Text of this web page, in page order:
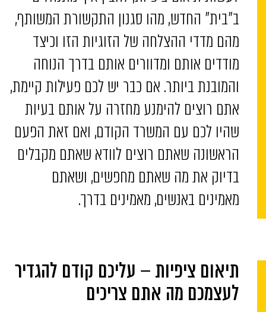
ב”בית” החדש, מהו סגנון התקשורת המשותף,
מהם מדדי ההצלחה של הזוגיות הזו וכיצד
מודדים אותם ומדוורים אותם בדרך הנוחה
והמובנת ביותר. אם כבר יש לכם פעילות קיימת,
אתם רוצים להימנע מחזרה על אותם בעיות
שהיו לכם עם המשרד הקודם, ואם זאת הפעם
הראשונה שאתם רוצים לוודא שאתם מקבלים
בדיוק את מה שאתם מחפשים, ושאתם
מאמינים באנשים, מאמינים בדרך.
תיאום ציפיות – עליכם קודם להגדיר
לעצמכם מה אתם צריכים